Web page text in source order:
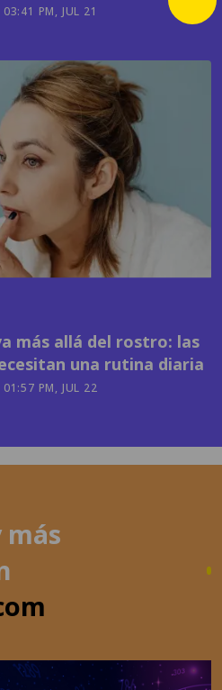
03:41 PM, JUL 21
más allá del rostro: las
una rutina diaria
01:57 PM, JUL 22
más